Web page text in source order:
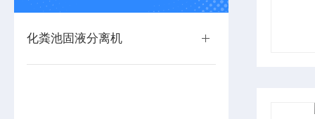
化粪池固液分离机